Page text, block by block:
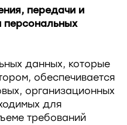
передачи и
персональных
данных, которые
обеспечивается
организационных
для
требований